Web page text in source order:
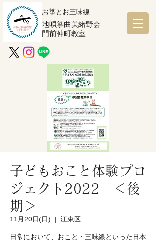
お箏とお三味線
地唄箏曲美緒野会
門前仲町教室
子どもおこと体験プロ
ジェクト2022 ＜後
期＞
11月20日(日)
  |
江東区
日常において、おこと・三味線といった日本